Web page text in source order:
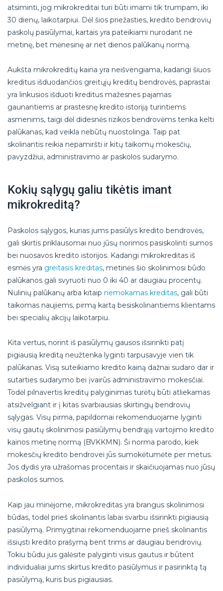
atsiminti, jog mikrokreditai turi būti imami tik trumpam, iki
30 dienų, laikotarpiui. Dėl šios priežasties, kredito bendrovių
paskolų pasiūlymai, kartais yra pateikiami nurodant ne
metinę, bet mėnesinę ar net dienos palūkanų normą.
Aukšta mikrokreditų kaina yra neišvengiama, kadangi šiuos
kreditus išduodančios greitųjų kreditų bendrovės, paprastai
yra linkusios išduoti kreditus mažesnes pajamas
gaunantiems ar prastesnę kredito istoriją turintiems
asmenims, taigi dėl didesnės rizikos bendrovėms tenka kelti
palūkanas, kad veikla nebūtų nuostolinga. Taip pat
skolinantis reikia nepamiršti ir kitų taikomų mokesčių,
pavyzdžiui, administravimo ar paskolos sudarymo.
Kokių sąlygų galiu tikėtis imant
mikrokreditą?
Paskolos sąlygos, kurias jums pasiūlys kredito bendrovės,
gali skirtis priklausomai nuo jūsų norimos pasiskolinti sumos
bei nuosavos kredito istorijos. Kadangi mikrokreditas iš
esmės yra greitasis kreditas, metinės šio skolinimosi būdo
palūkanos gali svyruoti nuo 0 iki 40 ar daugiau procentų.
Nulinių palūkanų arba kitaip nemokamas kreditas, gali būti
taikomas naujiems, pirmą kartą besiskolinantiems klientams
bei specialių akcijų laikotarpiu.
Kita vertus, norint iš pasiūlymų gausos išsirinkti patį
pigiausią kreditą neužtenka lyginti tarpusavyje vien tik
palūkanas. Visą suteikiamo kredito kainą dažnai sudaro dar ir
sutarties sudarymo bei įvairūs administravimo mokesčiai.
Todėl pilnavertis kreditų palyginimas turėtų būti atliekamas
atsižvelgiant ir į kitas svarbiausias skirtingų bendrovių
sąlygas. Visų pirma, papildomai rekomenduojame lyginti
visų gautų skolinimosi pasiūlymų bendrąją vartojimo kredito
kainos metinę normą (BVKKMN). Ši norma parodo, kiek
mokesčių kredito bendrovei jūs sumokėtumėte per metus.
Jos dydis yra užrašomas procentais ir skaičiuojamas nuo jūsų
paskolos sumos.
Kaip jau minėjome, mikrokreditas yra brangus skolinimosi
būdas, todėl prieš skolinantis labai svarbu išsirinkti pigiausią
pasiūlymą. Primygtinai rekomenduojame prieš skolinantis
išsiųsti kredito prašymą bent trims ar daugiau bendrovių.
Tokiu būdu jus galėsite palyginti visus gautus ir būtent
individualiai jums skirtus kredito pasiūlymus ir pasirinktą tą
pasiūlymą, kuris bus pigiausias.